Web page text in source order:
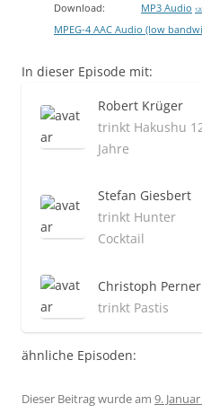
Download: MP3 Audio
MPEG-4 AAC Audio (low
In dieser Episode mit:
Robert Krüger
trinkt Hakushu
Jahre
Stefan Giesbert
trinkt Hunter
Cocktail
Christoph Perner
trinkt Pastis
ähnliche Episoden:
Dieser Beitrag wurde am 9.